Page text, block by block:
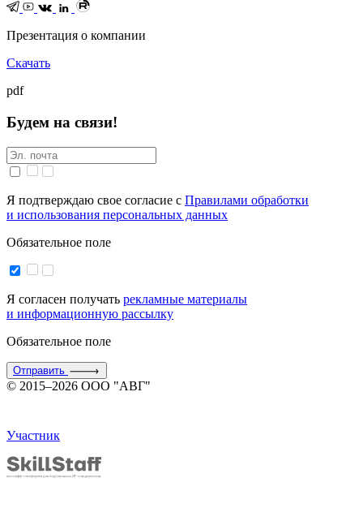
Презентация о компании
Скачать
pdf
Будем на связи!
Я подтверждаю свое согласие с Правилами обработки
и использования персональных данных
Обязательное поле
Я согласен получать рекламные материалы
и информационную рассылку
Обязательное поле
Отправить
© 2015–2026 ООО "АВГ"
Участник